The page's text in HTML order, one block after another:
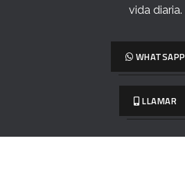
vida diaria.
WHATSAPP
LLAMAR